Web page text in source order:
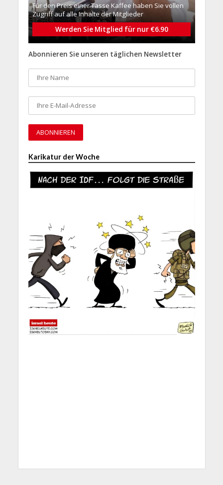
Für den Preis einer Tasse Kaffee haben Sie vollen
Zugriff auf alle Inhalte der Mitglieder
Werden Sie Mitglied für nur €6.90
Abonnieren Sie unseren täglichen Newsletter
Karikatur der Woche